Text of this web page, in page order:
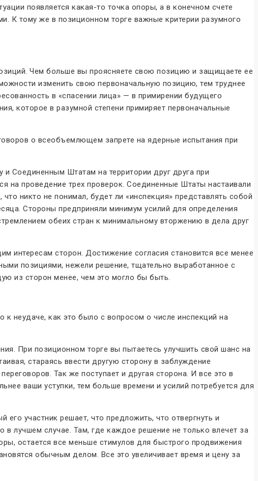
появляется какая-то точка опоры, а в конечном счете
К тому же в позиционном торге важные критерии разумного
Чем больше вы проясняете свою позицию и защищаете ее
изменить свою первоначальную позицию, тем труднее
в «спасении лица» — в примирении будущего
которое в разумной степени примиряет первоначальные
о всеобъемлющем запрете на ядерные испытания при
Соединенным Штатам на территории друг друга при
на проведение трех проверок. Соединенные Штаты настаивали
никто не понимал, будет ли «инспекция» представлять собой
Стороны предприняли минимум усилий для определения
обеих стран к минимальному вторжению в дела друг
интересам сторон. Достижение согласия становится все менее
позициями, нежели решение, тщательно выработанное с
из сторон менее, чем это могло бы быть.
неудаче, как это было с вопросом о числе инспекций на
При позиционном торге вы пытаетесь улучшить свой шанс на
стараясь ввести другую сторону в заблуждение
Так же поступает и другая сторона. И все это в
ваши уступки, тем больше времени и усилий потребуется для
участник решает, что предложить, что отвергнуть и
в лучшем случае. Там, где каждое решение не только влечет за
остается все меньше стимулов для быстрого продвижения
обычным делом. Все это увеличивает время и цену за